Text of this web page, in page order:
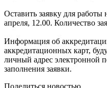
Оставить заявку для
апреля, 12.00. Количество
Информация об
аккредитационных карт,
личный адрес электронной
заполнения заявки.
Поделиться новостью